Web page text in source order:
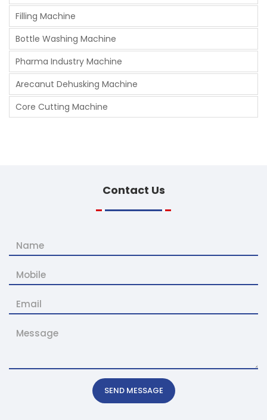
Filling Machine
Bottle Washing Machine
Pharma Industry Machine
Arecanut Dehusking Machine
Core Cutting Machine
Contact Us
SEND MESSAGE